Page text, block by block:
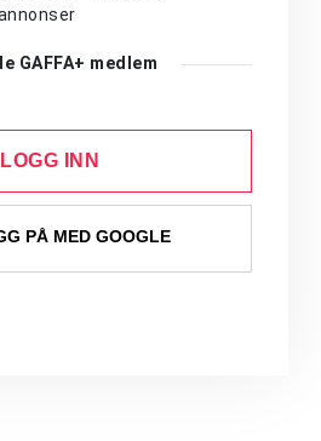
GAFFA+ medlem
LOGG INN
PÅ MED GOOGLE